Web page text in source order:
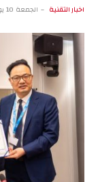
اخبار التقنية الجمعة 10 يوليو 10:19 م